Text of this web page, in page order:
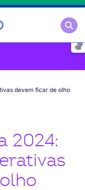
devem ficar de olho
2024: